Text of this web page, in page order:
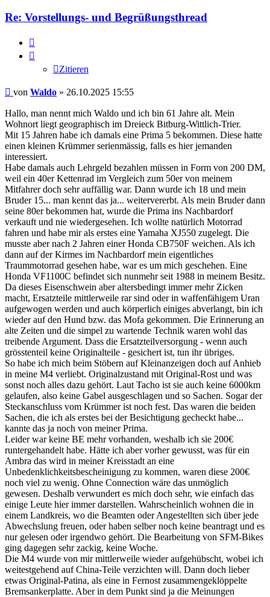
Re: Vorstellungs- und Begrüßungsthread
Zitieren
Beitrag
von Waldo » 26.10.2025 15:55
Hallo, man nennt mich Waldo und ich bin 61 Jahre alt. Mein
Wohnort liegt geographisch im Dreieck Bitburg-Wittlich-Trier.
Mit 15 Jahren habe ich damals eine Prima 5 bekommen. Diese hatte
einen kleinen Krümmer serienmässig, falls es hier jemanden
interessiert.
Habe damals auch Lehrgeld bezahlen müssen in Form von 200 DM,
weil ein 40er Kettenrad im Vergleich zum 50er von meinem
Mitfahrer doch sehr auffällig war. Dann wurde ich 18 und mein
Bruder 15... man kennt das ja... weitervererbt. Als mein Bruder dann
seine 80er bekommen hat, wurde die Prima ins Nachbardorf
verkauft und nie wiedergesehen. Ich wollte natürlich Motorrad
fahren und habe mir als erstes eine Yamaha XJ550 zugelegt. Die
musste aber nach 2 Jahren einer Honda CB750F weichen. Als ich
dann auf der Kirmes im Nachbardorf mein eigentliches
Traummotorrad gesehen habe, war es um mich geschehen. Eine
Honda VF1100C befindet sich nunmehr seit 1988 in meinem Besitz.
Da dieses Eisenschwein aber altersbedingt immer mehr Zicken
macht, Ersatzteile mittlerweile rar sind oder in waffenfähigem Uran
aufgewogen werden und auch körperlich einiges abverlangt, bin ich
wieder auf den Hund bzw. das Mofa gekommen. Die Erinnerung an
alte Zeiten und die simpel zu wartende Technik waren wohl das
treibende Argument. Dass die Ersatzteilversorgung - wenn auch
grösstenteil keine Originalteile - gesichert ist, tun ihr übriges.
So habe ich mich beim Stöbern auf Kleinanzeigen doch auf Anhieb
in meine M4 verliebt. Originalzustand mit Original-Rost und was
sonst noch alles dazu gehört. Laut Tacho ist sie auch keine 6000km
gelaufen, also keine Gabel ausgeschlagen und so Sachen. Sogar der
Steckanschluss vom Krümmer ist noch fest. Das waren die beiden
Sachen, die ich als erstes bei der Besichtigung gecheckt habe...
kannte das ja noch von meiner Prima.
Leider war keine BE mehr vorhanden, weshalb ich sie 200€
runtergehandelt habe. Hätte ich aber vorher gewusst, was für ein
Ambra das wird in meiner Kreisstadt an eine
Unbedenklichkeitsbescheinigung zu kommen, waren diese 200€
noch viel zu wenig. Ohne Connection wäre das unmöglich
gewesen. Deshalb verwundert es mich doch sehr, wie einfach das
einige Leute hier immer darstellen. Wahrscheinlich wohnen die in
einem Landkreis, wo die Beamten oder Angestellten sich über jede
Abwechslung freuen, oder haben selber noch keine beantragt und es
nur gelesen oder irgendwo gehört. Die Bearbeitung von SFM-Bikes
ging dagegen sehr zackig, keine Woche.
Die M4 wurde von mir mittlerweile wieder aufgehübscht, wobei ich
weitestgehend auf China-Teile verzichten will. Dann doch lieber
etwas Original-Patina, als eine in Fernost zusammengeklöppelte
Bremsankerplatte. Aber in dem Punkt sind ja die Meinungen